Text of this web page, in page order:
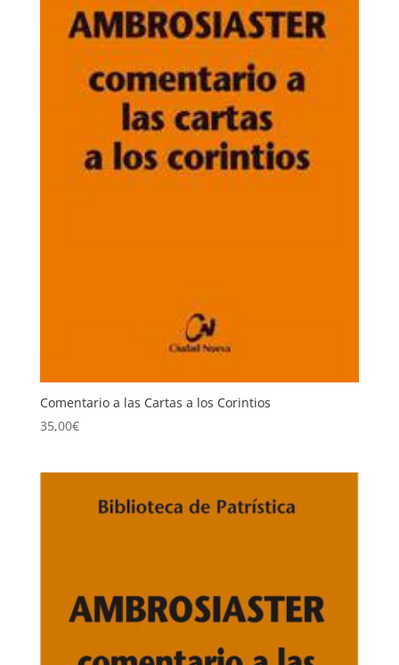
Comentario a las Cartas a los Corintios
35,00€